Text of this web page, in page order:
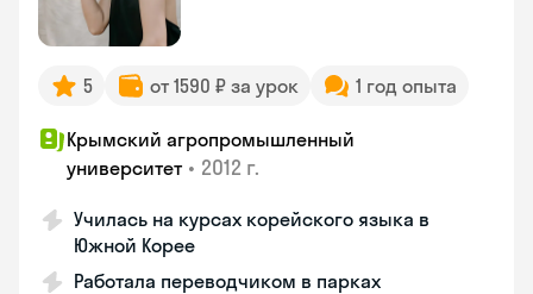
5 от 1590 ₽ за урок 1 год опыта
Крымский агропромышленный
университет • 2012 г.
Училась на курсах корейского языка в
Южной Корее
Работала переводчиком в парках